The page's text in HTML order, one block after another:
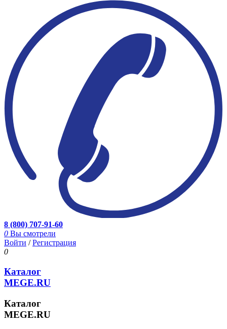
8 (800) 707-91-60
0 Вы смотрели
Войти /Регистрация
0
Каталог
MEGE.RU
Каталог
MEGE.RU